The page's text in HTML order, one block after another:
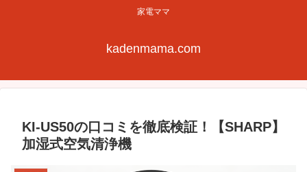
家電ママ
kadenmama.com
KI-US50の口コミを徹底検証！【SHARP】
加湿式空気清浄機